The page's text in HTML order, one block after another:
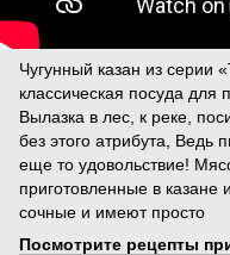
Чугунный казан из серии
классическая посуда для
Вылазка в лес, к реке,
без этого атрибута, Ведь
еще то удовольствие!
приготовленные в казане
сочные и имеют просто
Посмотрите рецепты